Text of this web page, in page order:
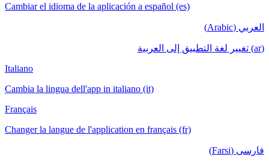
Cambiar el idioma de la aplicación a español (es)
العربي (Arabic)
(ar) تغيير لغة التطبيق إلى العربية
Italiano
Cambia la lingua dell'app in italiano (it)
Français
Changer la langue de l'application en français (fr)
فارسی (Farsi)